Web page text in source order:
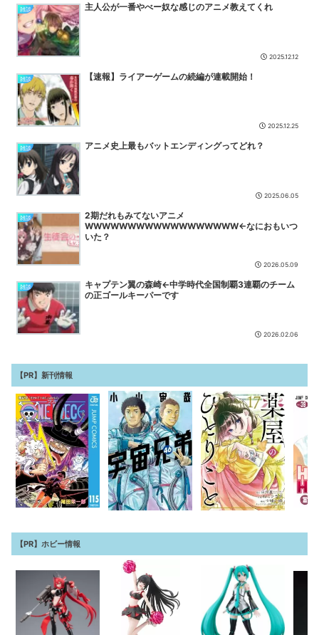
ｗ NEW
魔女っ子シューティング最新作『コットン ロックウィズユー』8/6本
日リリース！『コットンロックンロール』の後継作
【朗報？】ワイルズ9900円→4990円に値下げ！でも民「まだ高
【NTEまとめ】ポルシェもバイクも引いてない微課金だけど600万
くらいしかないぞ
【ウマ娘】うおっすげー盛り…
【ウマ娘】こんなにあった！？ ←「アヤベさんはトプロと “1” 差だ
ぞ」 NEW
【ゼンレスゾーンゼロ】ねんどろいど「セス・ ローウェル」【本日
発売】 NEW
NEW
【ウマ娘】旦那を尻に敷くDKPIおひんばの嫁さんは好きかい？
NEW
雑談 主人公が一番やべー奴な感じのアニメ教えてくれ
2025.12.12
雑談 【速報】ライアーゲームの続編が連載開始！
2025.12.25
雑談 アニメ史上最もバットエンディングってどれ？
2025.06.05
雑談
2期だれもみてないアニメ
WWWWWWWWWWWWWWWWWW←なにおもいつ
いた？
2026.05.09
雑談
キャプテン翼の森崎←中学時代全国制覇3連覇のチーム
の正ゴールキーパーです
2026.02.06
【PR】新刊情報
【PR】ホビー情報